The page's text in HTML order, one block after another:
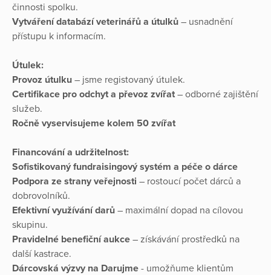
činnosti spolku.
Vytváření databází veterinářů a útulků – usnadnění
přístupu k informacím.
Útulek:
Provoz útulku – jsme registovaný útulek.
Certifikace pro odchyt a převoz zvířat – odborné zajištění
služeb.
Ročně vyservisujeme kolem 50 zvířat
Financování a udržitelnost:
Sofistikovaný fundraisingový systém a péče o dárce
Podpora ze strany veřejnosti – rostoucí počet dárců a
dobrovolníků.
Efektivní využívání darů – maximální dopad na cílovou
skupinu.
Pravidelné benefiční aukce – získávání prostředků na
další kastrace.
Dárcovská výzvy na Darujme - umožňume klientům